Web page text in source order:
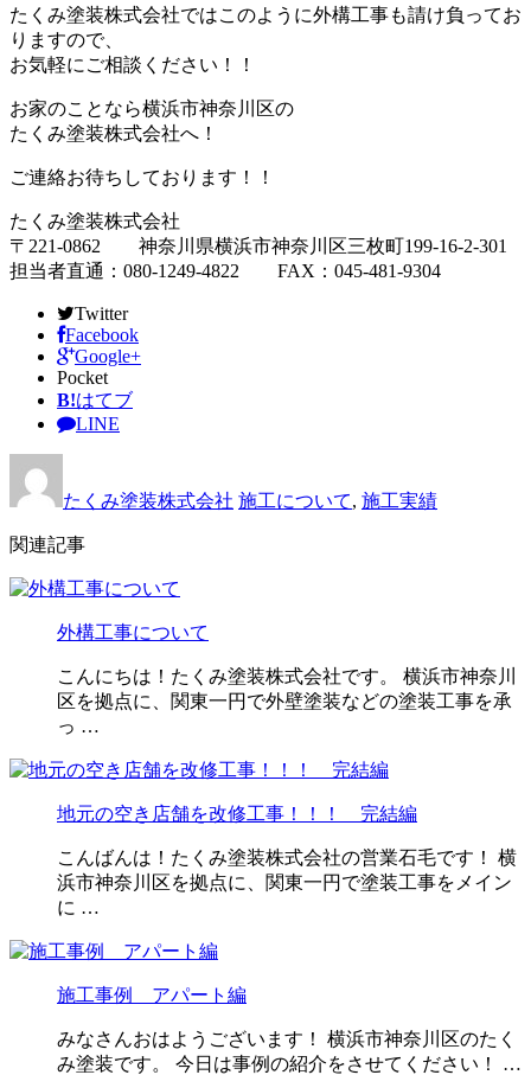
たくみ塗装株式会社ではこのように外構工事も請け負ってお
りますので、
お気軽にご相談ください！！
お家のことなら横浜市神奈川区の
たくみ塗装株式会社へ！
ご連絡お待ちしております！！
たくみ塗装株式会社
〒221-0862 神奈川県横浜市神奈川区三枚町199-16-2-301
担当者直通：080-1249-4822 FAX：045-481-9304
Twitter
Facebook
Google+
Pocket
B!はてブ
LINE
たくみ塗装株式会社 施工について, 施工実績
関連記事
外構工事について
こんにちは！たくみ塗装株式会社です。 横浜市神奈川
区を拠点に、関東一円で外壁塗装などの塗装工事を承
っ …
地元の空き店舗を改修工事！！！ 完結編
こんばんは！たくみ塗装株式会社の営業石毛です！ 横
浜市神奈川区を拠点に、関東一円で塗装工事をメイン
に …
施工事例 アパート編
みなさんおはようございます！ 横浜市神奈川区のたく
み塗装です。 今日は事例の紹介をさせてください！ …